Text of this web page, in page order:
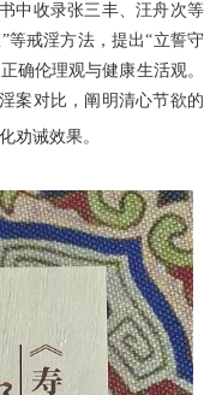
中收录张三丰、汪舟次等
等戒淫方法，提出“立誓守
确伦理观与健康生活观。
案对比，阐明清心节欲的
劝诫效果。